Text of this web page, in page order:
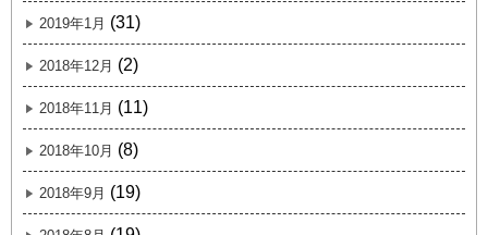
2019年1月 (31)
2018年12月 (2)
2018年11月 (11)
2018年10月 (8)
2018年9月 (19)